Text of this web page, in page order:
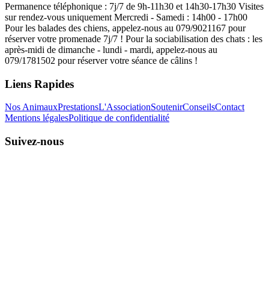
Permanence téléphonique : 7j/7 de 9h-11h30 et 14h30-17h30 Visites
sur rendez-vous uniquement Mercredi - Samedi : 14h00 - 17h00
Pour les balades des chiens, appelez-nous au 079/9021167 pour
réserver votre promenade 7j/7 ! Pour la sociabilisation des chats : les
après-midi de dimanche - lundi - mardi, appelez-nous au
079/1781502 pour réserver votre séance de câlins !
Liens Rapides
Nos AnimauxPrestationsL'AssociationSoutenirConseilsContact
Mentions légalesPolitique de confidentialité
Suivez-nous